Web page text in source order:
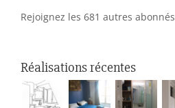
Rejoignez les 681 autres abonnés
Réalisations récentes